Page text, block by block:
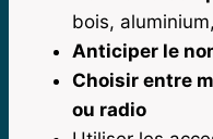
bois,
Anticiper le
Choisir entre
ou radio